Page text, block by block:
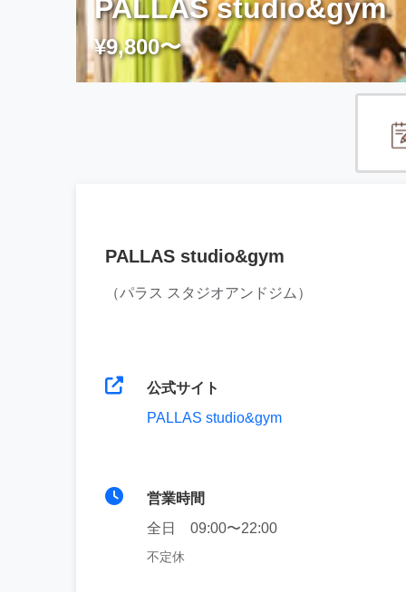
PALLAS studio&gym
¥9,800〜
PALLAS studio&gym
（パラス スタジオアンドジム）
公式サイト
PALLAS studio&gym
営業時間
全日 09:00〜22:00
不定休